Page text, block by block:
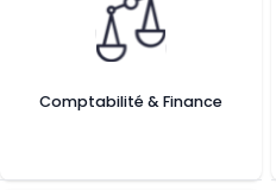
Comptabilité & Finance